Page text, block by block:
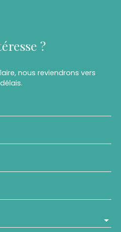
?
nous reviendrons vers